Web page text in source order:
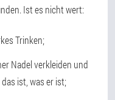
Ist es nicht wert:
Trinken;
Nadel verkleiden und
ist, was er ist;